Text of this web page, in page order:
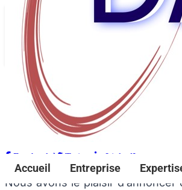
Accueil Entreprise
Retour aux évènements
Evenements
Dactem Internationale
Partager l'article
Facebook Twitter LinkedIn
Nous avons le plaisir